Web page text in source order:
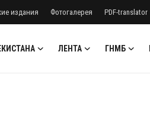
издания Фотогалерея PDF-translator
ЛЕНТА ГНМБ